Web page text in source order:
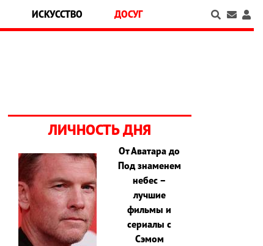
ИСКУССТВО ДОСУГ
ЛИЧНОСТЬ ДНЯ
От Аватара до
Под знаменем
небес –
лучшие
фильмы и
сериалы с
Сэмом